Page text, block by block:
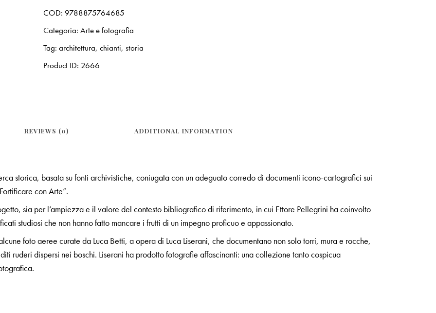
COD: 9788875764685
Categoria:Arte e fotografia
Tag:architettura,chianti,storia
Product ID: 2666
REVIEWS (0) ADDITIONAL INFORMATION
storica, basata su fonti archivistiche, coniugata con un adeguato corredo di documenti icono-cartografici sui
con Arte”.
sia per l’ampiezza e il valore del contesto bibliografico di riferimento, in cui Ettore Pellegrini ha coinvolto
studiosi che non hanno fatto mancare i frutti di un impegno proficuo e appassionato.
foto aeree curate da Luca Betti, a opera di Luca Liserani, che documentano non solo torri, mura e rocche,
ruderi dispersi nei boschi. Liserani ha prodotto fotografie affascinanti: una collezione tanto cospicua